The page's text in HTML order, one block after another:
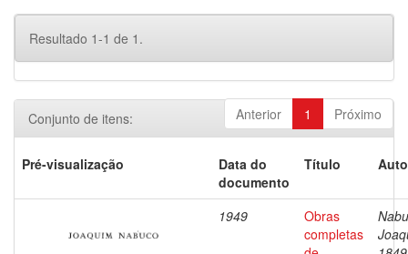
Resultado 1-1 de 1.
Anterior 1 Próximo
Conjunto de itens:
Pré-visualização
Data do
documento
Título
1949
Obras
completas